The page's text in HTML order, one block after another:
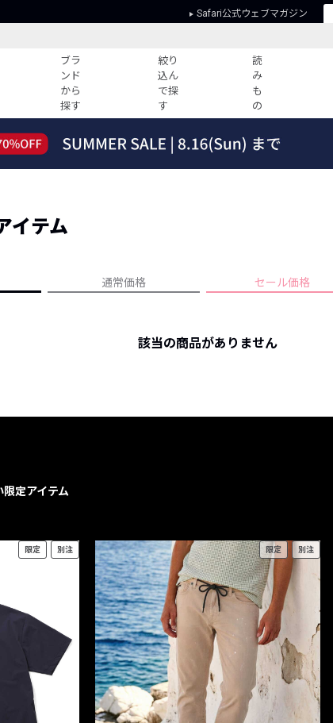
Safari公式ウェブマガジン
ブラ
ンド
から
探す
絞り
込ん
で探
す
読
み
も
の
すべての記事
ーデ紹介
人気記事ランキング
フォーカスブランド
プライバシーポリシー
イテム
通常価格 セール価格
該当の商品がありません
定アイテム
限定 別注 限定 別注